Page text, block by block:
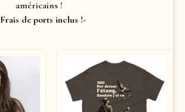
américains !
de ports inclus !-